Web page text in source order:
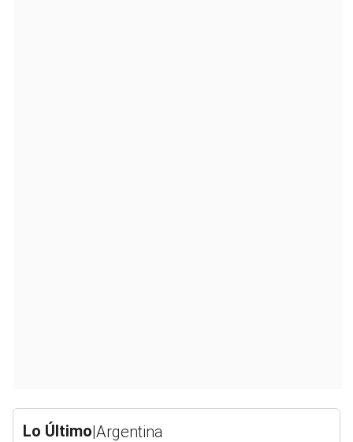
Lo Último|Argentina